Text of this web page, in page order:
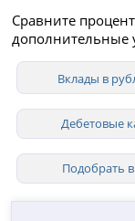
Сравните
дополнительные
снятия средств,
пенсионеров. В
вкладов для
13.50% годовых.
Вклады в
Дебетовые
Подобрать